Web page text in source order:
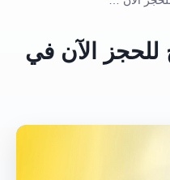
الآن في